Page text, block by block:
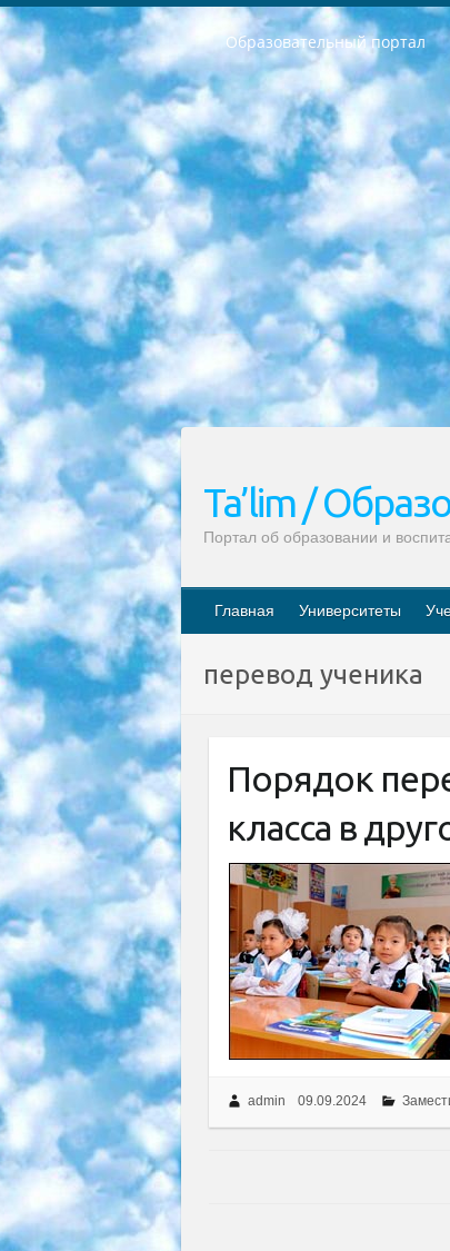
Образовательный портал
РЕСПУБЛИКА УЗБЕКИСТАН МИНИСТРЕРСТВО ДОШКОЛЬНОГО И ШКОЛЬНОГО ОБРАЗОВАНИЯ КОМАНДА в общеобразовательных учреждениях в 2023-2024 учебном году организация и проведение итоговой государственной аттестации обучающихся о Министра дошкольного и школьного образования Республики Узбекистан от 4 марта 2008 года (постановлением Минюста от 20 марта 2008 года № 1778 государственной регистрации) «Итоговое состояние учащихся общего среднего образования на основании положения об утверждении положения об аттестации общего среднего образования выпускной экзамен студентов в образовательных учреждениях в 2023-2024 учебном году В целях организации и прохождения аттестации приказываю: 1. Следующее: перечень предметов, по которым будет проводиться итоговая государственная аттестация и экзамен формы перевода согласно приложению 1; сертификаты международного образца, оценивающие уровень владения иностранными языками перечень согласно приложению 2; 2. Педагогический при специализированных образовательных учреждениях. научно-практический центр квалификации и международной оценки (Д.Давидова) 2024 г. До 25 марта: задания по предметам, по которым будет проводиться итоговая аттестация разработка и утверждение технических условий; итоговая аттестация на основании разработанного предметного задания разработка вопросов по предметам (устно и письменно), экзамен передача; общеобразовательные средние школы и специальные учебные заведения учащиеся выпускных классов школ и интернатов в агентской системе подготовка базы данных экзаменационных материалов и критериев оценки; перевод базы экзаменационных материалов на все языки обучения подать в Республиканский образовательный центр для изготовления; варианты экзаменов на основе разработанных контрольных материалов пусть будут поставлены задачи формирования. 3. Республиканский образовательный центр (Ш.Худайкулов) до 5 апреля 2024 года. до: база данных предоставленных экзаменационных материалов на все языки обучения перевод и экспертиза; для слепых, слабовидящих, глухих, слабослышащих и умственно
Ta’lim /
Портал об образовании и
Главная Университеты
перевод ученика
Порядок
класса в
admin 09.09.2024